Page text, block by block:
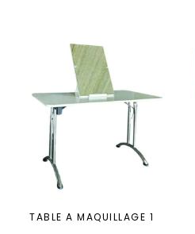
TABLE A MAQUILLAGE 1